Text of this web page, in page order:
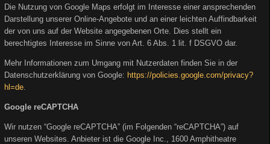
Die Nutzung von Google Maps erfolgt im Interesse einer ansprechenden
Darstellung unserer Online-Angebote und an einer leichten Auffindbarkeit
der von uns auf der Website angegebenen Orte. Dies stellt ein
berechtigtes Interesse im Sinne von Art. 6 Abs. 1 lit. f DSGVO dar.
Mehr Informationen zum Umgang mit Nutzerdaten finden Sie in der
Datenschutzerklärung von Google: https://policies.google.com/privacy?
hl=de
Google reCAPTCHA
Wir nutzen “Google reCAPTCHA” (im Folgenden “reCAPTCHA”) auf
unseren Websites. Anbieter ist die Google Inc., 1600 Amphitheatre